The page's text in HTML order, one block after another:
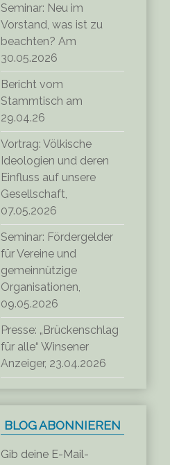
Seminar: Neu im
Vorstand, was ist zu
beachten? Am
30.05.2026
Bericht vom
Stammtisch am
29.04.26
Vortrag: Völkische
Ideologien und deren
Einfluss auf unsere
Gesellschaft,
07.05.2026
Seminar: Fördergelder
für Vereine und
gemeinnützige
Organisationen,
09.05.2026
Presse: „Brückenschlag
für alle“ Winsener
Anzeiger, 23.04.2026
BLOG ABONNIEREN
Gib deine E-Mail-